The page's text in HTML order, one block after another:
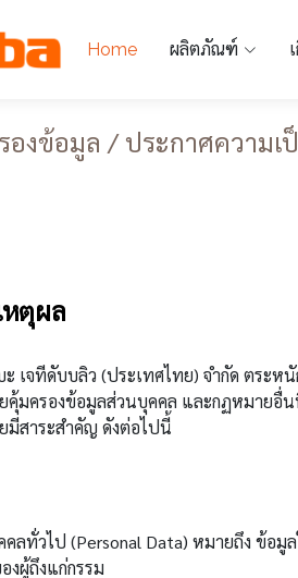
Home ผลิตภัณฑ์
องข้อมูล / ประกาศความเ
หตุผล
บบลิว (ประเทศไทย) จำกัด ตระหนักถึ
คุ้มครองข้อมูลส่วนบุคคล และกฏหมาย
มีสาระสำคัญ ดังต่อไปนี้
ป (Personal Data) หมายถึง ข้อมูลใด
งผู้ถึงแก่กรรม